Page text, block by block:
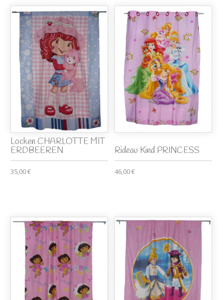
Locken CHARLOTTE MIT
ERDBEEREN
35,00 €
Rideau Kind PRINCESS
46,00 €